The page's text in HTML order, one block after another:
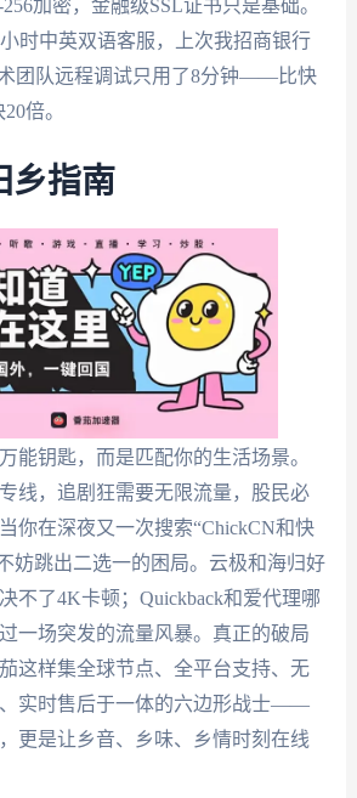
加密，金融级SSL证书只是基础。
时中英双语客服，上次我招商银行
团队远程调试只用了8分钟——比快
倍。
乡指南
能钥匙，而是匹配你的生活场景。
线，追剧狂需要无限流量，股民必
你在深夜又一次搜索“ChickCN和快
妨跳出二选一的困局。云极和海归好
不了4K卡顿；Quickback和爱代理哪
一场突发的流量风暴。真正的破局
这样集全球节点、全平台支持、无
、实时售后于一体的六边形战士——
更是让乡音、乡味、乡情时刻在线